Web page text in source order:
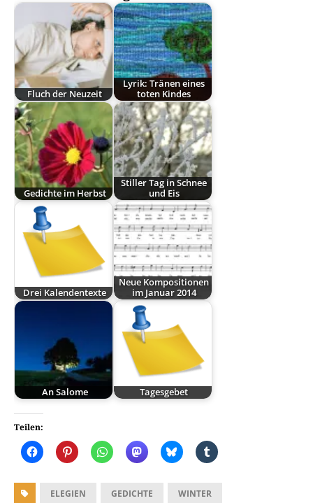
Fluch der Neuzeit
Lyrik: Tränen eines
toten Kindes
Gedichte im Herbst
Stiller Tag in Schnee
und Eis
Drei Kalendentexte
Neue Kompositionen
im Januar 2014
An Salome Tagesgebet
Teilen:
ELEGIEN GEDICHTE WINTER